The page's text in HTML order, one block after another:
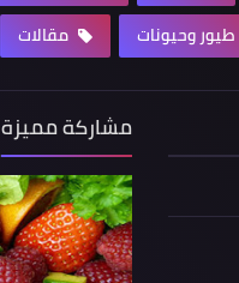
طيور وحيونات مقالات
مشاركة مميزة